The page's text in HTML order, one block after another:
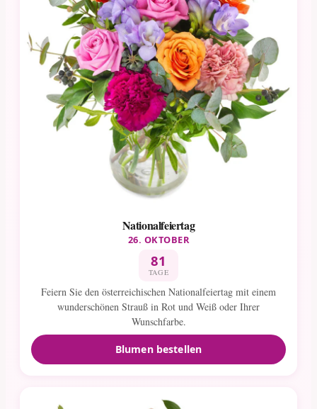
Nationalfeiertag
26. OKTOBER
81
TAGE
Feiern Sie den österreichischen Nationalfeiertag mit einem
wunderschönen Strauß in Rot und Weiß oder Ihrer
Wunschfarbe.
Blumen bestellen